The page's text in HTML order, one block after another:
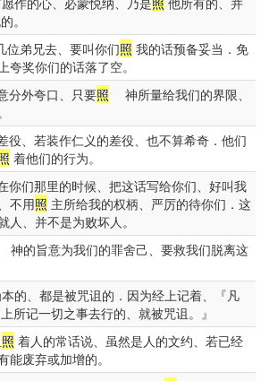
。
位弟兄去、要叫你们照 我的话预备妥当．免
夸奖你们的话落了空。
分外夸口、只要照 神所量给我们的界限、
役、若装作仁义的差役、也不算希奇．他们
着他们的行为。
你们那里的时候、把这话写给你们、好叫我
不用照 主所给我的权柄、严厉的待你们．这
人、并不是为败坏人。
的旨意为我们的罪舍己、要救我们脱离这
的、都是被咒诅的．因为经上记着、『凡
所记一切之事去行的、就被咒诅。』
照 着人的常话说、虽然是人的文约、若已经
能废弃或加增的。